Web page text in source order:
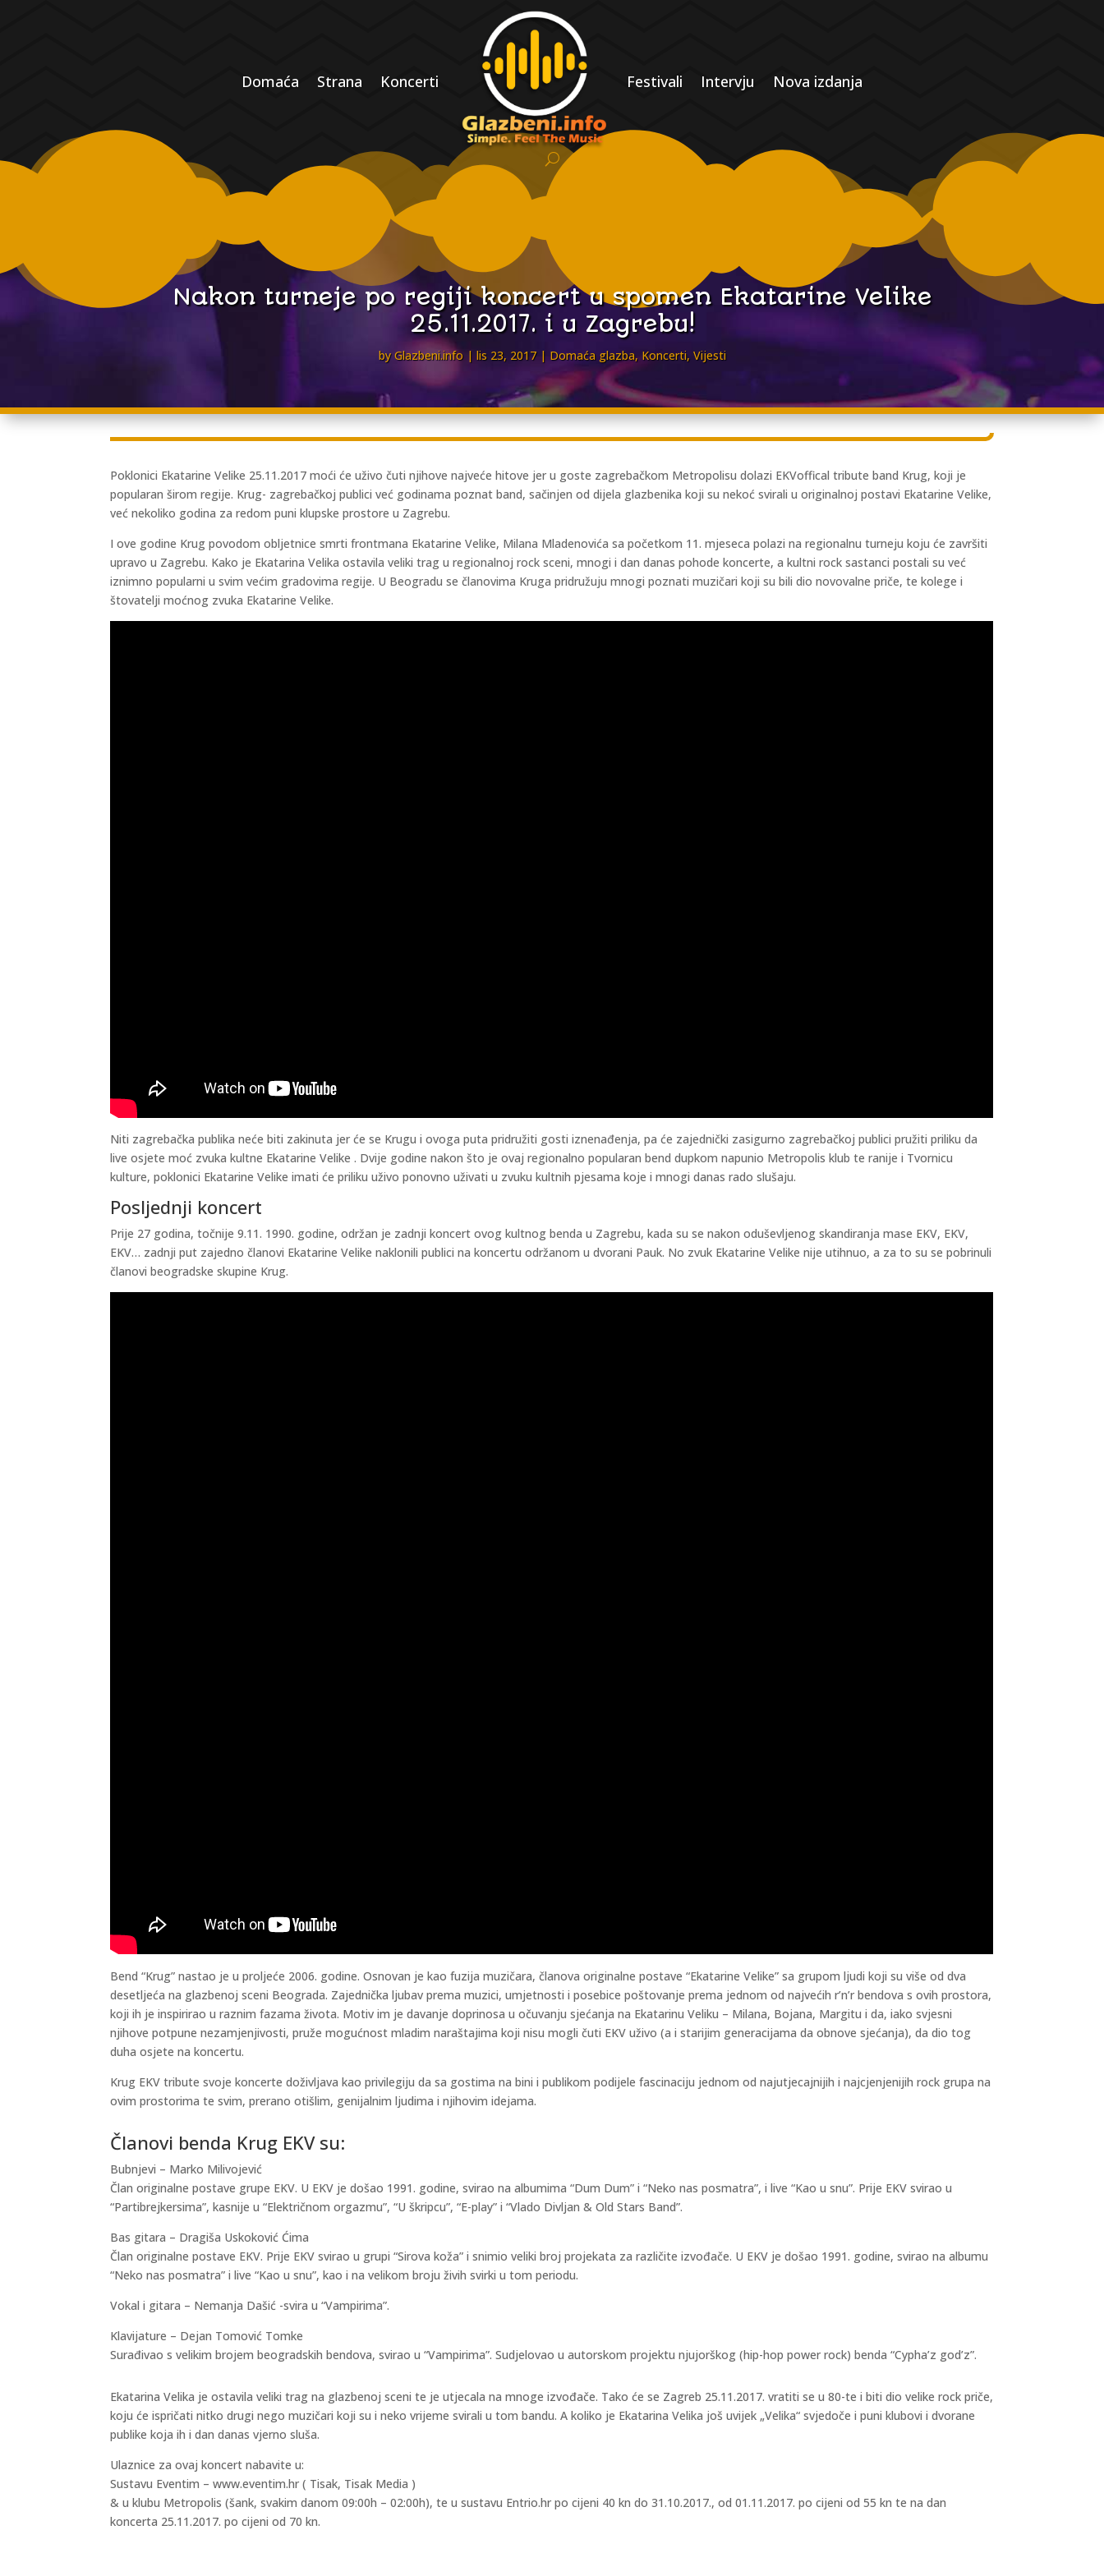
Domaća Strana Koncerti Festivali Intervju Nova izdanja
Nakon turneje po regiji koncert u spomen Ekatarine Velike
25.11.2017. i u Zagrebu!
byGlazbeni.info lis 23, 2017 Domaća glazba, Koncerti, Vijesti
Poklonici Ekatarine Velike 25.11.2017 moći će uživo čuti njihove najveće hitove jer u goste zagrebačkom Metropolisu dolazi EKVoffical tribute band Krug, koji je
popularan širom regije. Krug- zagrebačkoj publici već godinama poznat band, sačinjen od dijela glazbenika koji su nekoć svirali u originalnoj postavi Ekatarine Velike,
već nekoliko godina za redom puni klupske prostore u Zagrebu.
I ove godine Krug povodom obljetnice smrti frontmana Ekatarine Velike, Milana Mladenovića sa početkom 11. mjeseca polazi na regionalnu turneju koju će završiti
upravo u Zagrebu. Kako je Ekatarina Velika ostavila veliki trag u regionalnoj rock sceni, mnogi i dan danas pohode koncerte, a kultni rock sastanci postali su već
iznimno popularni u svim većim gradovima regije. U Beogradu se članovima Kruga pridružuju mnogi poznati muzičari koji su bili dio novovalne priče, te kolege i
štovatelji moćnog zvuka Ekatarine Velike.
Niti zagrebačka publika neće biti zakinuta jer će se Krugu i ovoga puta pridružiti gosti iznenađenja, pa će zajednički zasigurno zagrebačkoj publici pružiti priliku da
live osjete moć zvuka kultne Ekatarine Velike . Dvije godine nakon što je ovaj regionalno popularan bend dupkom napunio Metropolis klub te ranije i Tvornicu
kulture, poklonici Ekatarine Velike imati će priliku uživo ponovno uživati u zvuku kultnih pjesama koje i mnogi danas rado slušaju.
Posljednji koncert
Prije 27 godina, točnije 9.11. 1990. godine, održan je zadnji koncert ovog kultnog benda u Zagrebu, kada su se nakon oduševljenog skandiranja mase EKV, EKV,
EKV… zadnji put zajedno članovi Ekatarine Velike naklonili publici na koncertu održanom u dvorani Pauk. No zvuk Ekatarine Velike nije utihnuo, a za to su se pobrinuli
članovi beogradske skupine Krug.
Bend “Krug” nastao je u proljeće 2006. godine. Osnovan je kao fuzija muzičara, članova originalne postave “Ekatarine Velike” sa grupom ljudi koji su više od dva
desetljeća na glazbenoj sceni Beograda. Zajednička ljubav prema muzici, umjetnosti i posebice poštovanje prema jednom od najvećih r’n’r bendova s ovih prostora,
koji ih je inspirirao u raznim fazama života. Motiv im je davanje doprinosa u očuvanju sjećanja na Ekatarinu Veliku – Milana, Bojana, Margitu i da, iako svjesni
njihove potpune nezamjenjivosti, pruže mogućnost mladim naraštajima koji nisu mogli čuti EKV uživo (a i starijim generacijama da obnove sjećanja), da dio tog
duha osjete na koncertu.
Krug EKV tribute svoje koncerte doživljava kao privilegiju da sa gostima na bini i publikom podijele fascinaciju jednom od najutjecajnijih i najcjenjenijih rock grupa na
ovim prostorima te svim, prerano otišlim, genijalnim ljudima i njihovim idejama.
Članovi benda Krug EKV su:
Bubnjevi – Marko Milivojević
Član originalne postave grupe EKV. U EKV je došao 1991. godine, svirao na albumima “Dum Dum” i “Neko nas posmatra”, i live “Kao u snu”. Prije EKV svirao u
“Partibrejkersima”, kasnije u “Električnom orgazmu”, “U škripcu”, “E-play” i “Vlado Divljan & Old Stars Band”.
Bas gitara – Dragiša Uskoković Ćima
Član originalne postave EKV. Prije EKV svirao u grupi “Sirova koža” i snimio veliki broj projekata za različite izvođače. U EKV je došao 1991. godine, svirao na albumu
“Neko nas posmatra” i live “Kao u snu”, kao i na velikom broju živih svirki u tom periodu.
Vokal i gitara – Nemanja Dašić -svira u “Vampirima”.
Klavijature – Dejan Tomović Tomke
Surađivao s velikim brojem beogradskih bendova, svirao u “Vampirima”. Sudjelovao u autorskom projektu njujorškog (hip-hop power rock) benda “Cypha’z god’z”.
Ekatarina Velika je ostavila veliki trag na glazbenoj sceni te je utjecala na mnoge izvođače. Tako će se Zagreb 25.11.2017. vratiti se u 80-te i biti dio velike rock priče,
koju će ispričati nitko drugi nego muzičari koji su i neko vrijeme svirali u tom bandu. A koliko je Ekatarina Velika još uvijek „Velika“ svjedoče i puni klubovi i dvorane
publike koja ih i dan danas vjerno sluša.
Ulaznice za ovaj koncert nabavite u:
Sustavu Eventim – www.eventim.hr ( Tisak, Tisak Media )
& u klubu Metropolis (šank, svakim danom 09:00h – 02:00h), te u sustavu Entrio.hr po cijeni 40 kn do 31.10.2017., od 01.11.2017. po cijeni od 55 kn te na dan
koncerta 25.11.2017. po cijeni od 70 kn.